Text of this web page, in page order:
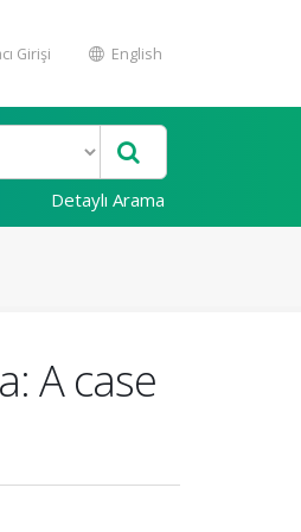
Girişi English
Detaylı Arama
A case